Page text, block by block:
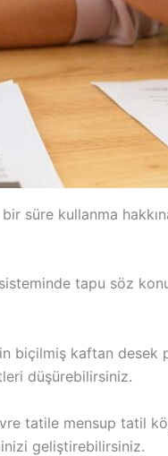
süre kullanma
tapu söz
biçilmiş kaftan desek
düşürebilirsiniz.
tatile mensup tatil
geliştirebilirsiniz.